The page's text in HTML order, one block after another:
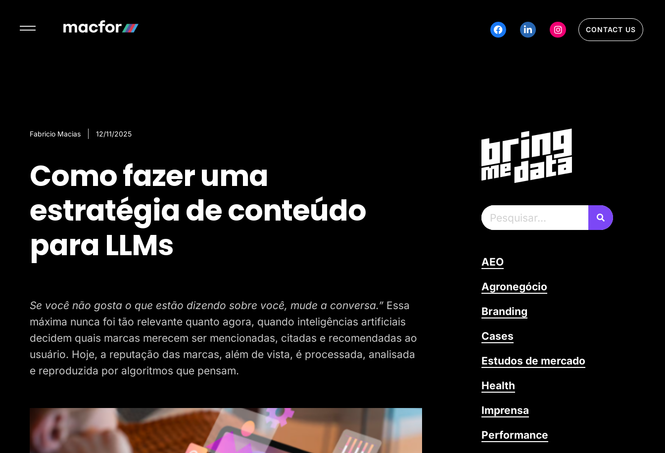
CONTACT US
Fabricio Macias 12/11/2025
Como fazer uma
estratégia de conteúdo
para LLMs
Se você não gosta o que estão dizendo sobre você, mude a conversa.” Essa
máxima nunca foi tão relevante quanto agora, quando inteligências artificiais
decidem quais marcas merecem ser mencionadas, citadas e recomendadas ao
usuário. Hoje, a reputação das marcas, além de vista, é processada, analisada
e reproduzida por algoritmos que pensam.
AEO
Agronegócio
Branding
Cases
Estudos de mercado
Health
Imprensa
Performance